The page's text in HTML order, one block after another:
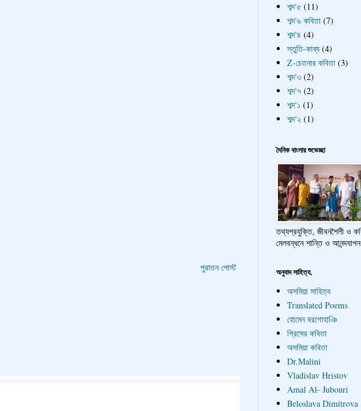
পুরাতন পোস্ট
শব্দ'৫ (11)
শব্দ'৬ কবিতা (7)
শব্দ'৪ (4)
স্তুতি-কাব্য (4)
Z-চেতনার কবিতা (3)
শব্দ'৩ (2)
শব্দ'৭ (2)
শব্দ'১ (1)
শব্দ'২ (1)
দৈনিক বাংলার শুভেচ্ছা
তথ্যপ্রযুক্তি, জীবনশৈলী ও
মেলবন্ধনে শান্তি ও আনন্দযাপন
অনুবাদ সাহিত্য,
অসমিয়া সাহিত্য
Translated Poems
হোমেন বরগোহাঞি
গ্রিসের কবিতা
অসমিয়া কবিতা
Dr.Malini
Vladislav Hristov
Amal Al- Jubouri
Beloslava Dimitrova